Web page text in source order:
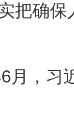
把确
习近